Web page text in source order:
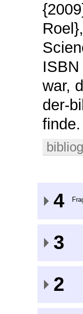
war,
der-
4
3
2